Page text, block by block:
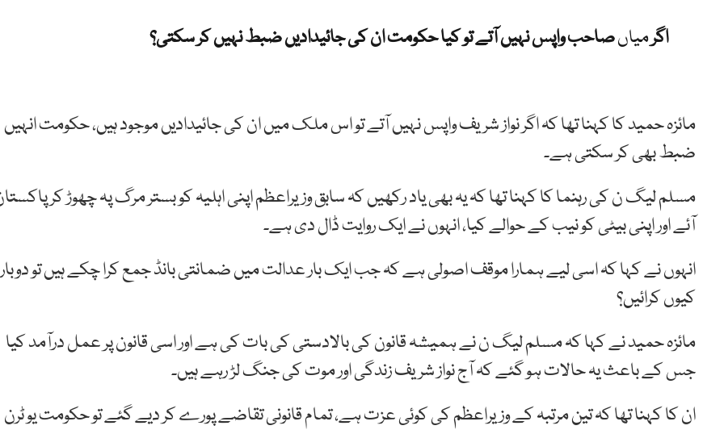
اگرمیاںصاحب واپس نہیں آتے تو کیا حکومت ان کی جائیدادیں ضبط نہیں کر سکتی؟
مائزہ حمید کا کہنا تھا کہ اگر نواز شریف واپس نہیں آتے تو اس ملک میں ان کی جائیدادیں موجود ہیں، حکومت انہیں
ضبط بھی کر سکتی ہے۔
مسلم لیگ ن کی رہنما کا کہنا تھا کہ یہ بھی یاد رکھیں کہ سابق وزیراعظم اپنی اہلیہ کو بستر مرگ پہ چھوڑ کر
آئے اور اپنی بیٹی کو نیب کے حوالے کیا، انہوں نے ایک روایت ڈال دی ہے۔
انہوں نے کہا کہ اسی لیے ہمارا موقف اصولی ہے کہ جب ایک بار عدالت میں ضمانتی بانڈ جمع کرا چکے ہیں تو
کیوں کرائیں؟
مائزہ حمید نے کہا کہ مسلم لیگ ن نے ہمیشہ قانون کی بالادستی کی بات کی ہے اور اسی قانون پر عمل درآمد کیا
جس کے باعث یہ حالات ہو گئے کہ آج نواز شریف زندگی اور موت کی جنگ لڑ رہے ہیں۔
ان کا کہنا تھا کہ تین مرتبہ کے وزیراعظم کی کوئی عزت ہے، تمام قانونی تقاضے پورے کر دیے گئے تو حکومت یو ٹرن